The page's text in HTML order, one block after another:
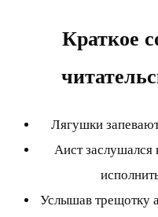
Краткое
Лягушки
Аист заслушался
Услышав трещотку